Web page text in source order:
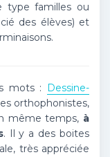
type familles ou
des élèves) et
mots : Dessine-
orthophonistes,
même temps, à
. Il y a des boites
très appréciée